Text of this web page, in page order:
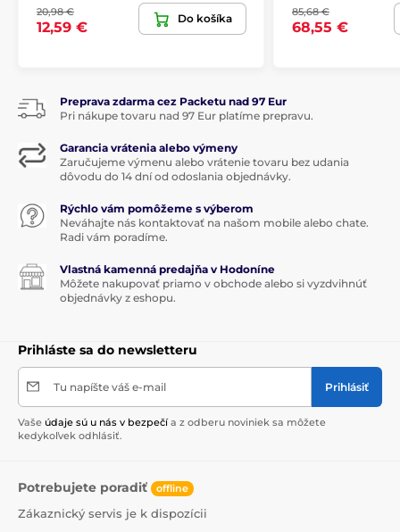
20,98 €
12,59 €
Do košíka 85,68 €
68,55 €
Preprava zdarma cez Packetu nad 97 Eur
Pri nákupe tovaru nad 97 Eur platíme prepravu.
Garancia vrátenia alebo výmeny
Zaručujeme výmenu alebo vrátenie tovaru bez udania
dôvodu do 14 dní od odoslania objednávky.
Rýchlo vám pomôžeme s výberom
Neváhajte nás kontaktovať na našom mobile alebo chate.
Radi vám poradíme.
Vlastná kamenná predajňa v Hodoníne
Môžete nakupovať priamo v obchode alebo si vyzdvihnúť
objednávky z eshopu.
Prihláste sa do newsletteru
Tu napíšte váš e-mail Prihlásiť
Vaše údaje sú u nás v bezpečí a z odberu noviniek sa môžete
kedykoľvek odhlásiť.
Potrebujete poradiť offline
Zákaznický servis je k dispozícii